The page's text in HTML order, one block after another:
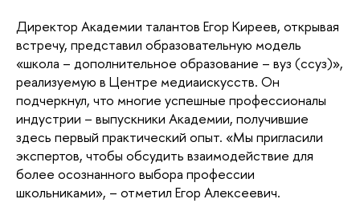
Директор Академии талантов Егор Киреев, открывая
встречу, представил образовательную модель
«школа – дополнительное образование – вуз (ссуз)»,
реализуемую в Центре медиаискусств. Он
подчеркнул, что многие успешные профессионалы
индустрии – выпускники Академии, получившие
здесь первый практический опыт. «Мы пригласили
экспертов, чтобы обсудить взаимодействие для
более осознанного выбора профессии
школьниками», – отметил Егор Алексеевич.